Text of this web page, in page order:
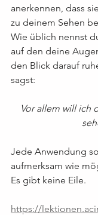
anerkennen, dass
zu deinem Sehen
Wie üblich nennst
auf den deine
den Blick darauf
sagst:
Vor allem will ich
Jede Anwendung
aufmerksam wie
Es gibt keine Eile.
https://